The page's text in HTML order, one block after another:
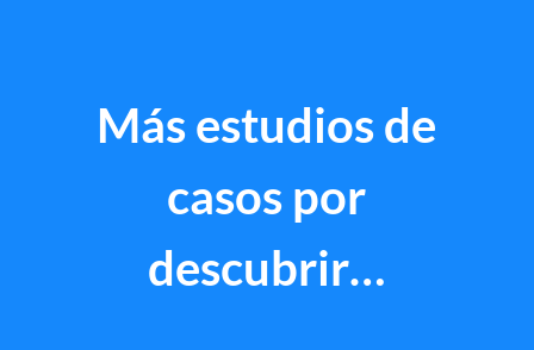
Más estudios de
casos por
descubrir…